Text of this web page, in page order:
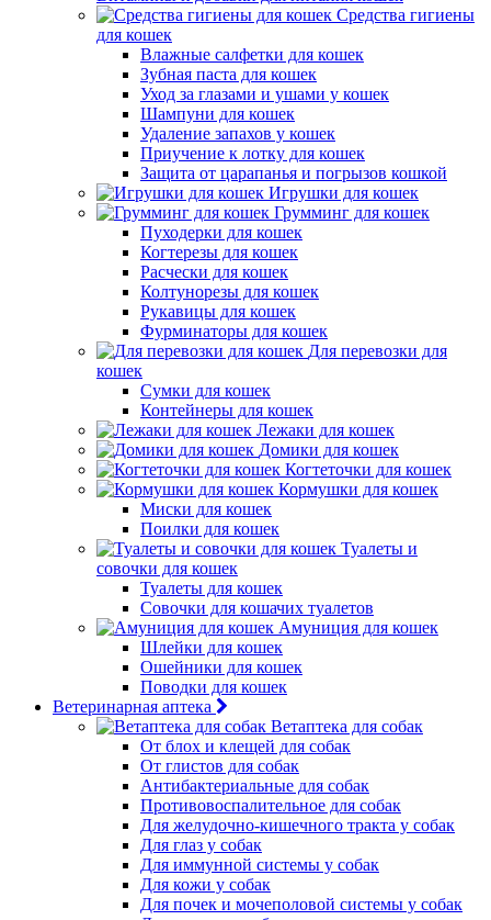
Средства гигиены
для кошек
Влажные салфетки для кошек
Зубная паста для кошек
Уход за глазами и ушами у кошек
Шампуни для кошек
Удаление запахов у кошек
Приучение к лотку для кошек
Защита от царапанья и погрызов кошкой
Игрушки для кошек
Грумминг для кошек
Пуходерки для кошек
Когтерезы для кошек
Расчески для кошек
Колтунорезы для кошек
Рукавицы для кошек
Фурминаторы для кошек
Для перевозки для
кошек
Сумки для кошек
Контейнеры для кошек
Лежаки для кошек
Домики для кошек
Когтеточки для кошек
Кормушки для кошек
Миски для кошек
Поилки для кошек
Туалеты и
совочки для кошек
Туалеты для кошек
Совочки для кошачих туалетов
Амуниция для кошек
Шлейки для кошек
Ошейники для кошек
Поводки для кошек
Ветеринарная аптека
Ветаптека для собак
От блох и клещей для собак
От глистов для собак
Антибактериальные для собак
Противовоспалительное для собак
Для желудочно-кишечного тракта у собак
Для глаз у собак
Для иммунной системы у собак
Для кожи у собак
Для почек и мочеполовой системы у собак